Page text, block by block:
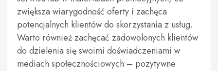
zwiększa wiarygodność oferty i zachęca
potencjalnych klientów do skorzystania z usług.
Warto również zachęcać zadowolonych klientów
do dzielenia się swoimi doświadczeniami w
mediach społecznościowych – pozytywne